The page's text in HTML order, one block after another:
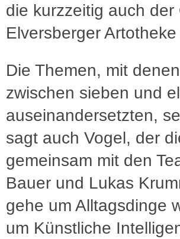
die kurzzeitig auch
Elversberger
Die Themen, mit
zwischen sieben und
auseinandersetzten,
sagt auch Vogel, der
gemeinsam mit den
Bauer und Lukas
gehe um Alltagsdinge
um Künstliche